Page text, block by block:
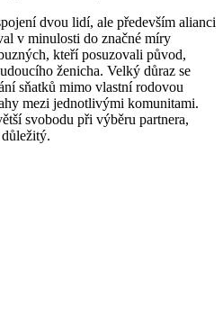
dvou lidí, ale především alianci
v minulosti do značné míry
kteří posuzovali původ,
ženicha. Velký důraz se
sňatků mimo vlastní rodovou
mezi jednotlivými komunitami.
svobodu při výběru partnera,